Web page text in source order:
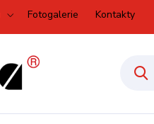
Fotogalerie Kontakty